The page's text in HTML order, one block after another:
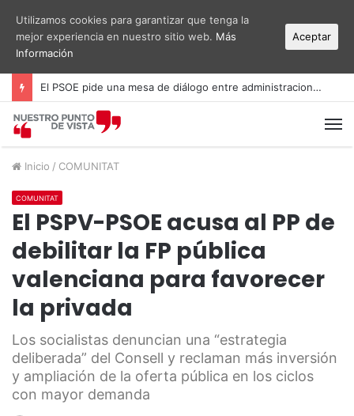
El PSOE pide una mesa de diálogo entre administraciones y vecinos por el ruido del aeropuerto Alicante-Elche
Inicio / COMUNITAT
COMUNITAT
El PSPV-PSOE acusa al PP de
debilitar la FP pública
valenciana para favorecer
la privada
Los socialistas denuncian una “estrategia
deliberada” del Consell y reclaman más inversión
y ampliación de la oferta pública en los ciclos
con mayor demanda
Utilizamos cookies para garantizar que tenga la
mejor experiencia en nuestro sitio web. Más
Información
Aceptar